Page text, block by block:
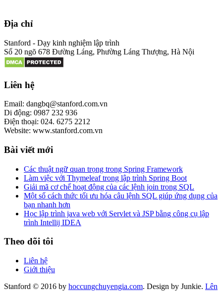
Địa chỉ
Stanford - Dạy kinh nghiệm lập trình
Số 20 ngõ 678 Đường Láng, Phường Láng Thượng, Hà Nội
Liên hệ
Email: dangbq@stanford.com.vn
Di động: 0987 232 936
Điện thoại: 024. 6275 2212
Website: www.stanford.com.vn
Bài viết mới
Các thuật ngữ quan trọng trong Spring Framework
Làm việc với Thymeleaf trong lập trình Spring Boot
Giải mã cơ chế hoạt động của các lệnh join trong SQL
Một số cách thức tối ưu hóa câu lệnh SQL giúp ứng dụng của
bạn nhanh hơn
Học lập trình java web với Servlet và JSP bằng công cụ lập
trình Intellij IDEA
Theo dõi tôi
Liên hệ
Giới thiệu
Stanford © 2016 by hoccungchuyengia.com. Design by Junkie. Lên